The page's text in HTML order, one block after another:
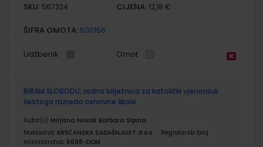
SKU: 567324 CIJENA: 12,18 €
ŠIFRA OMOTA: 500156
Udžbenik Omot
BIRAM SLOBODU; radna bilježnica za katolički vjeronauk
šestoga razreda osnovne škole
Autor(i): Mirjana Novak Barbara Sipina
Nakladnik: KRŠĆANSKA SADAŠNJOST d.o.o.
Registarski broj
ministarstva: 6698-DOM